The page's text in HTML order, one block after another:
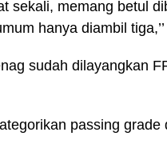
sekali, memang betul
hanya diambil
sudah dilayangkan
passing